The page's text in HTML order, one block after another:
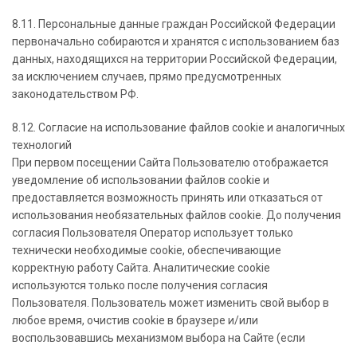
8.11. Персональные данные граждан Российской Федерации
первоначально собираются и хранятся с использованием баз
данных, находящихся на территории Российской Федерации,
за исключением случаев, прямо предусмотренных
законодательством РФ.
8.12. Согласие на использование файлов cookie и аналогичных
технологий
При первом посещении Сайта Пользователю отображается
уведомление об использовании файлов cookie и
предоставляется возможность принять или отказаться от
использования необязательных файлов cookie. До получения
согласия Пользователя Оператор использует только
технически необходимые cookie, обеспечивающие
корректную работу Сайта. Аналитические cookie
используются только после получения согласия
Пользователя. Пользователь может изменить свой выбор в
любое время, очистив cookie в браузере и/или
воспользовавшись механизмом выбора на Сайте (если